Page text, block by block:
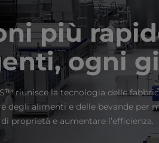
più
ogni
riunisce la tecnologia delle
degli alimenti e delle bevande per
proprietà e aumentare l’efficienza.